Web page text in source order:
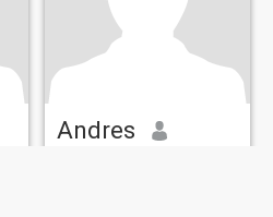
Andres